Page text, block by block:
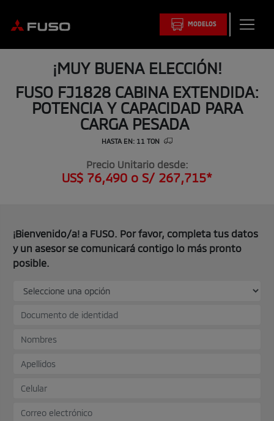
MODELOS
¡MUY BUENA ELECCIÓN!
FUSO FJ1828 CABINA EXTENDIDA:
POTENCIA Y CAPACIDAD PARA
CARGA PESADA
HASTA EN: 11 TON
Precio Unitario desde:
US$ 76,490 o S/ 267,715*
¡Bienvenido/a! a FUSO. Por favor, completa tus datos
y un asesor se comunicará contigo lo más pronto
posible.